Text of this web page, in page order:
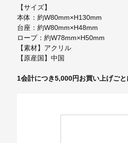
【サイズ】
本体：約W80mm×H130mm
台座：約W80mm×H48mm
ロープ：約W78mm×H50mm
【素材】アクリル
【原産国】中国
1会計につき5,000円お買い上げご